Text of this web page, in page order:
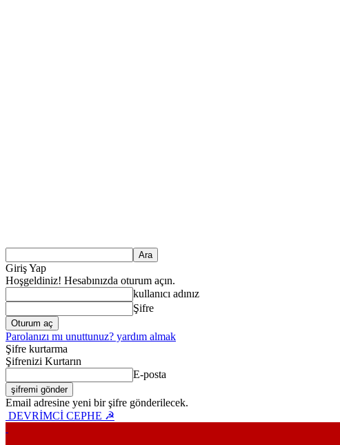
Giriş Yap
Hoşgeldiniz! Hesabınızda oturum açın.
kullanıcı adınız
Şifre
Parolanızı mı unuttunuz? yardım almak
Şifre kurtarma
Şifrenizi Kurtarın
E-posta
Email adresine yeni bir şifre gönderilecek.
DEVRİMCİ CEPHE ☭